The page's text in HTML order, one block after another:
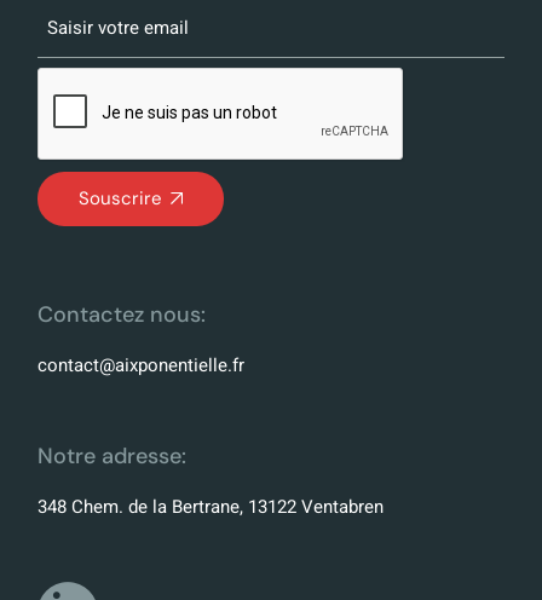
Souscrire
Contactez nous:
contact@aixponentielle.fr
Notre adresse:
348 Chem. de la Bertrane, 13122 Ventabren